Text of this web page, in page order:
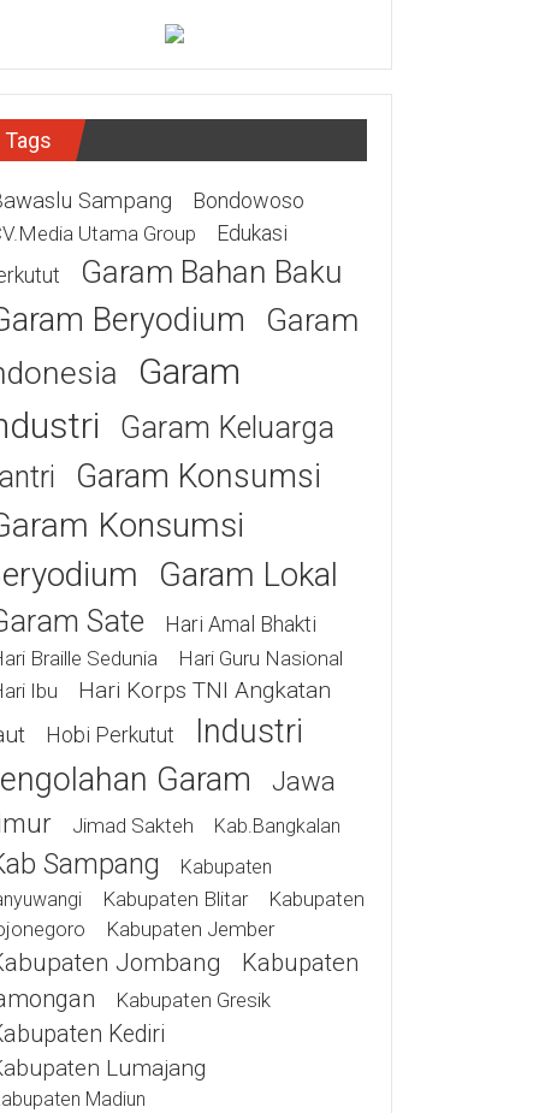
Tags
Sampang Bondowoso
Utama Group
Edukasi
Garam Bahan Baku
Beryodium
Garam
Garam
Garam Keluarga
Garam Konsumsi
Konsumsi
Garam Lokal
Sate Hari Amal Bhakti
Braille Sedunia
Hari Guru Nasional
Ibu
Hari Korps TNI Angkatan
Hobi Perkutut
Industri
Garam
Jawa
Jimad Sakteh Kab.bangkalan
Sampang
Kabupaten
Kabupaten Blitar
Kabupaten
Kabupaten Jember
Jombang
Kabupaten
Kabupaten Gresik
Kediri
Lumajang
Madiun